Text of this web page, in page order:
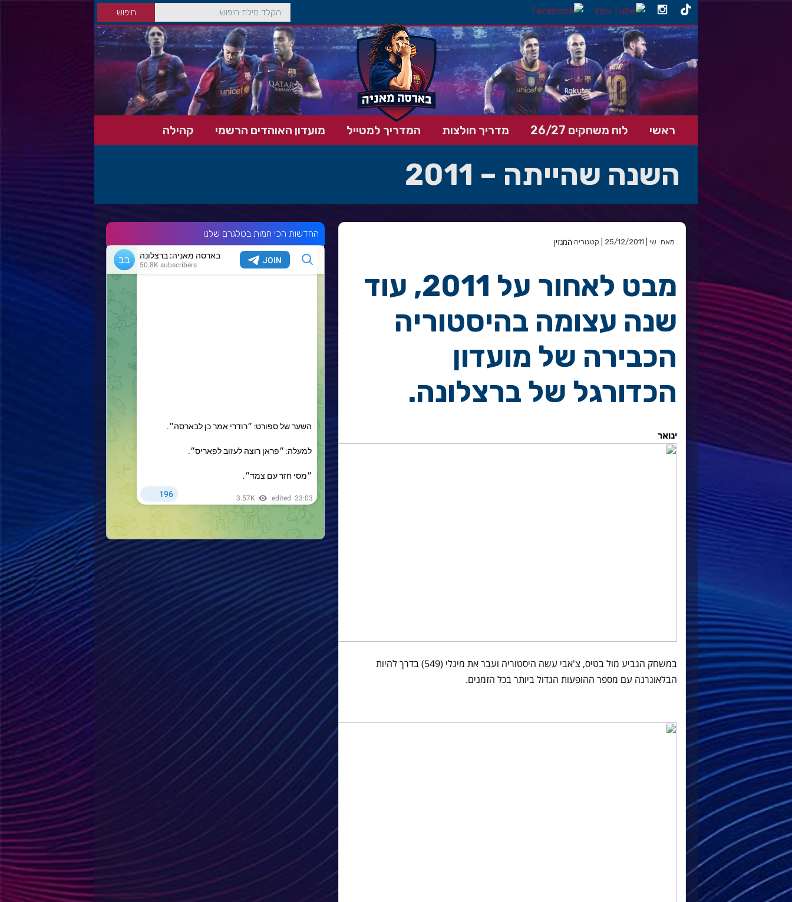
ראשי לוח משחקים 26/27 מדריך חולצות המדריך למטייל מועדון האוהדים הרשמי קהילה
השנה שהייתה – 2011
מאת: שי | 25/12/2011 | קטגוריה: המגזין
מבט לאחור על 2011, עוד
שנה עצומה בהיסטוריה
הכבירה של מועדון
הכדורגל של ברצלונה.
ינואר
במשחק הגביע מול בטיס, צ'אבי עשה היסטוריה ועבר את מיגלי (549) בדרך להיות
הבלאוגרנה עם מספר ההופעות הגדול ביותר בכל הזמנים.
החדשות הכי חמות בטלגרם שלנו